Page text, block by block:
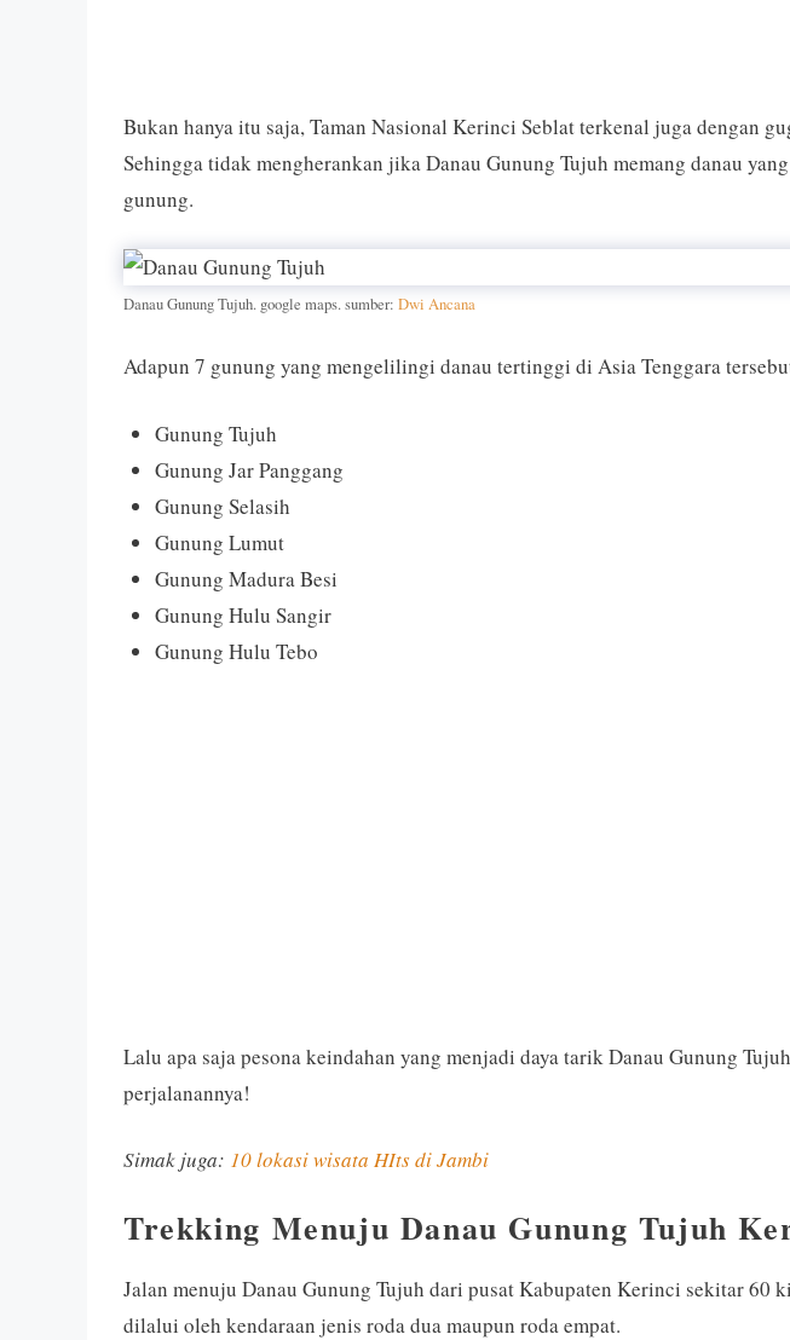
Bukan hanya itu saja, Taman Nasional Kerinci Seblat terkenal juga dengan
Sehingga tidak mengherankan jika Danau Gunung Tujuh memang danau
gunung.
Danau Gunung Tujuh. google maps. sumber: Dwi Ancana
Adapun 7 gunung yang mengelilingi danau tertinggi di Asia Tenggara
Gunung Tujuh
Gunung Jar Panggang
Gunung Selasih
Gunung Lumut
Gunung Madura Besi
Gunung Hulu Sangir
Gunung Hulu Tebo
Lalu apa saja pesona keindahan yang menjadi daya tarik Danau Gunung
perjalanannya!
Simak juga: 10 lokasi wisata HIts di Jambi
Trekking Menuju Danau Gunung Tujuh
Jalan menuju Danau Gunung Tujuh dari pusat Kabupaten Kerinci sekitar 60
dilalui oleh kendaraan jenis roda dua maupun roda empat.